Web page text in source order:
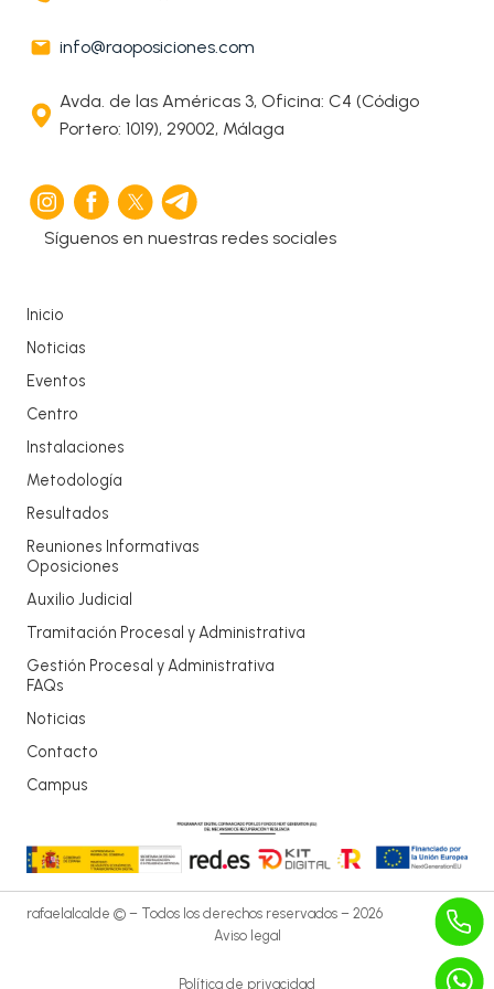
info@raoposiciones.com
Avda. de las Américas 3, Oficina: C4 (Código
Portero: 1019), 29002, Málaga
Síguenos en nuestras redes sociales
Inicio
Noticias
Eventos
Centro
Instalaciones
Metodología
Resultados
Reuniones Informativas
Oposiciones
Auxilio Judicial
Tramitación Procesal y Administrativa
Gestión Procesal y Administrativa
FAQs
Noticias
Contacto
Campus
rafaelalcalde © – Todos los derechos reservados – 2026
Aviso legal
Política de privacidad